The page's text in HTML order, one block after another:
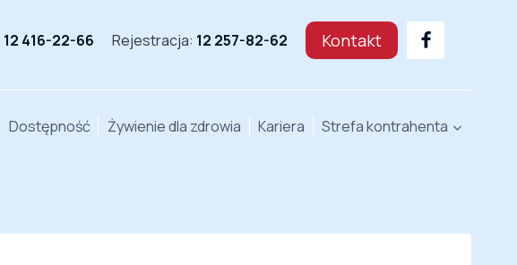
12 416-22-66 Rejestracja: 12 257-82-62 Kontakt
Dostępność Żywienie dla zdrowia Kariera Strefa kontrahenta